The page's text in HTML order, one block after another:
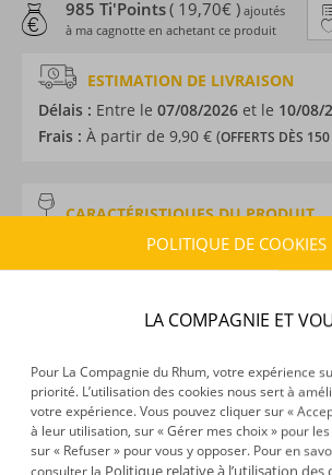
985 Ti'Points( 19,70€ ) ajoutés
à ma cagnotte en achetant ce produit
ESTIMATION DE LIVRAISON
Délais : Entre le 07/08/2026 et le 10/08/
Frais : À partir de 9,90 € (OFFERTS DÈS
CARACTÉRISTIQUES DU PRODUIT
Rhum agricole
Provenance :Martinique
Environnement de vieillissement :
Degré :45°
Médailles :Prix d’Excellence 2023
distillerie au Concours Général
1978 et Or 1984 du Concours Général
POLITIQUE DE COOKIES
LA COMPAGNIE ET
Pour La Compagnie du Rhum, votre expérience
priorité. L’utilisation des cookies nous sert à
votre expérience. Vous pouvez cliquer sur «
à leur utilisation, sur « Gérer mes choix » pour
sur « Refuser » pour vous y opposer. Pour en
Politique relative à l’utilisation des